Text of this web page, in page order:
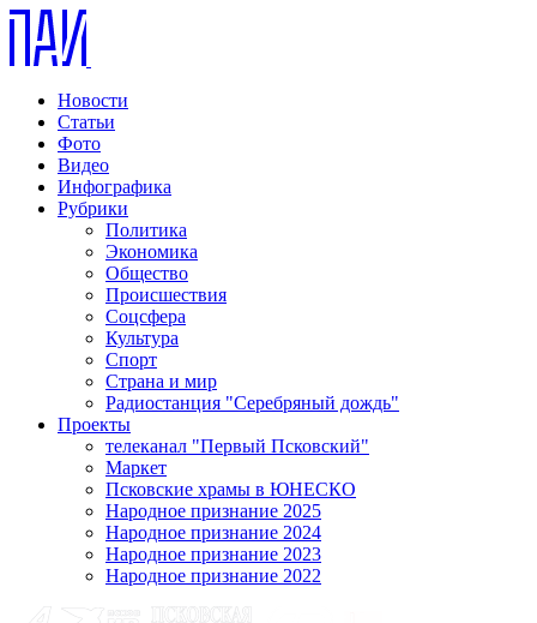
Новости
Статьи
Фото
Видео
Инфографика
Рубрики
Политика
Экономика
Общество
Происшествия
Соцсфера
Культура
Спорт
Страна и мир
Радиостанция "Серебряный дождь"
Проекты
телеканал "Первый Псковский"
Маркет
Псковские храмы в ЮНЕСКО
Народное признание 2025
Народное признание 2024
Народное признание 2023
Народное признание 2022